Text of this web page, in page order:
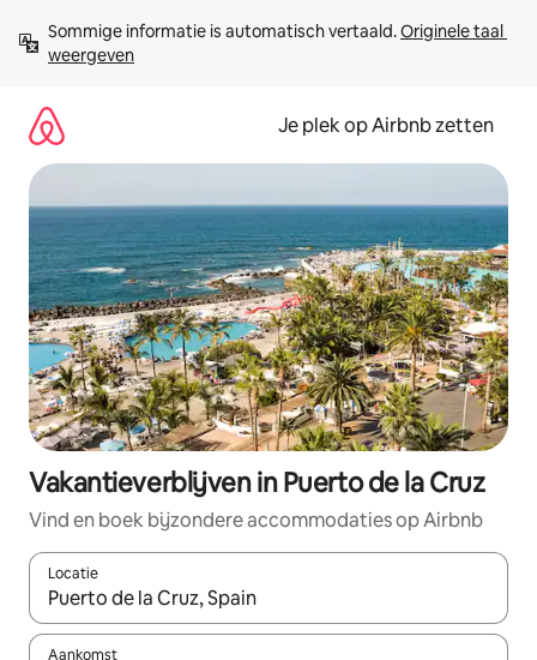
direct
naar
Sommige informatie is automatisch vertaald. Originele taal
weergeven
Je plek op Airbnb zetten
Vakantieverblijven in Puerto de la Cruz
Vind en boek bijzondere accommodaties op Airbnb
Locatie
Wanneer er resultaten beschikbaar zijn, maak je een keuze
Aankomst